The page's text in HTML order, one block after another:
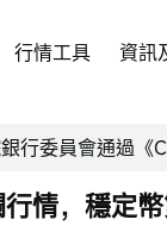
行情工具 資訊
行委員會通過《
情，穩定